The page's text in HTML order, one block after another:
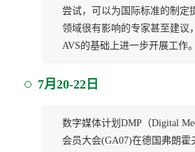
尝试，可以为国际标准的制定
领域很有影响的专家甚至建议
AVS的基础上进一步开展工作。
7月20-22日
数字媒体计划DMP（Digital
会员大会(GA07)在德国弗朗霍